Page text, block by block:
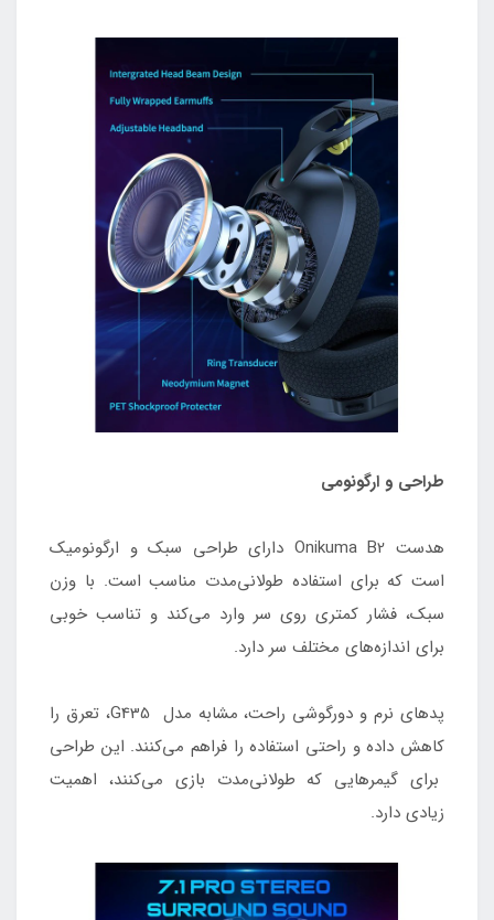
طراحی و ارگونومی
هدست Onikuma B2 دارای طراحی سبک و ارگونومیک
است که برای استفاده طولانی‌مدت مناسب است. با وزن
سبک، فشار کمتری روی سر وارد می‌کند و تناسب خوبی
برای اندازه‌های مختلف سر دارد.
پدهای نرم و دورگوشی راحت، مشابه مدل G435، تعرق را
کاهش داده و راحتی استفاده را فراهم می‌کنند. این طراحی
برای گیمرهایی که طولانی‌مدت بازی می‌کنند، اهمیت
زیادی دارد.